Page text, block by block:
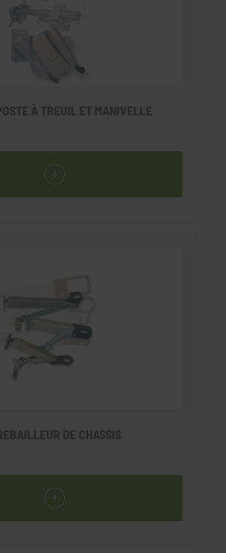
À TREUIL ET MANIVELLE
DE CHASSIS